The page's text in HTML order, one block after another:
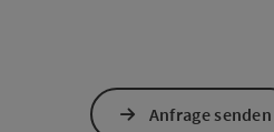
Anfrage senden